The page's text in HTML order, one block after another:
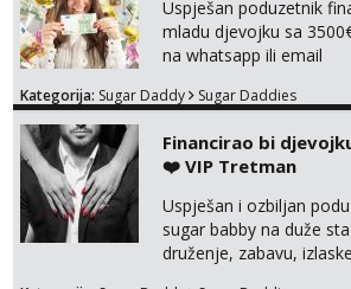
Uspješan poduzetnik
mladu djevojku sa
na whatsapp ili email
Kategorija: Sugar Daddy Sugar Daddies
Financirao bi
❤️ VIP Tretman
Uspješan i ozbiljan
sugar babby na duže
druženje, zabavu,